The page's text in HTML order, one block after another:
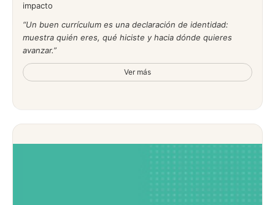
impacto
Un buen currículum es una declaración de identidad:
muestra quién eres, qué hiciste y hacia dónde quieres
avanzar.
Ver más